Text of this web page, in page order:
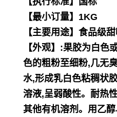
【最小订量】1KG
【主要用途】食品级
【外观】:果胶为白色
色的粗粉至细粉,几无
水,形成乳白色粘稠状
溶液,呈弱酸性。耐热
其他有机溶剂。用乙